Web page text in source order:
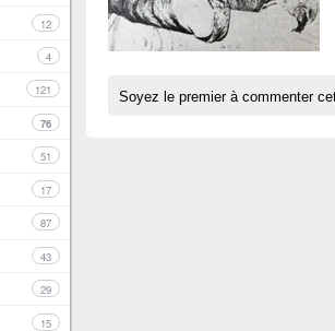
12
4
121
76
51
17
87
43
29
15
Soyez le premier à commenter